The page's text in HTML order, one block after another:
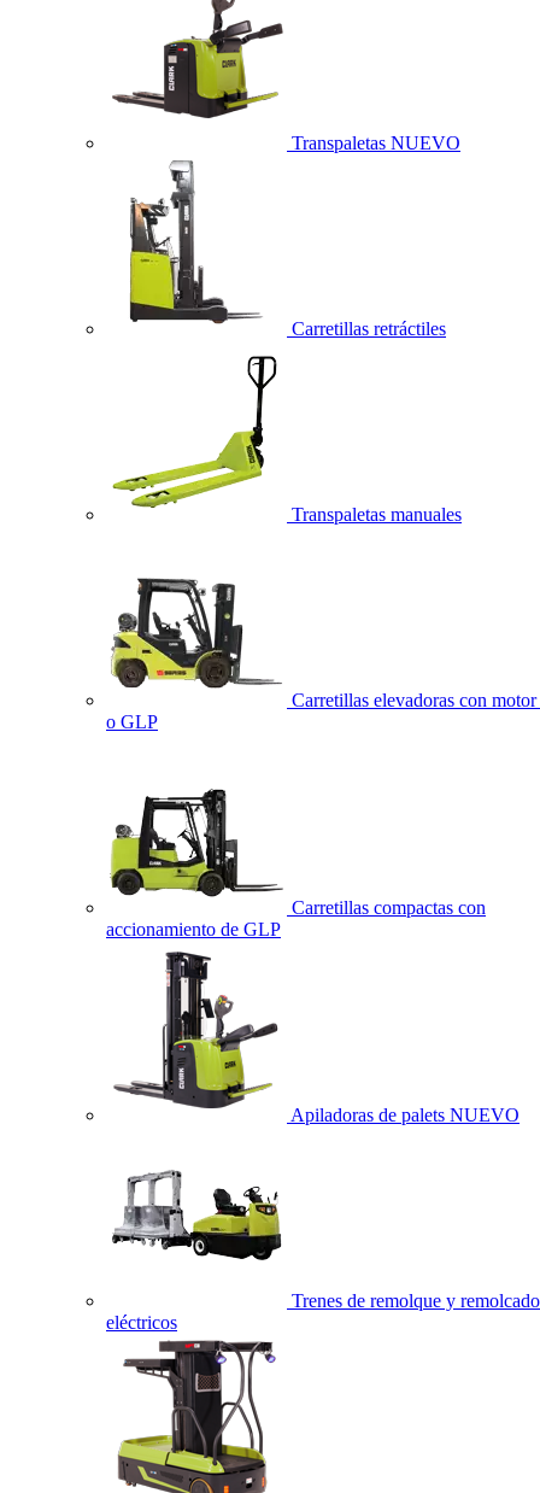
Transpaletas NUEVO
Carretillas retráctiles
Transpaletas manuales
Carretillas elevadoras con motor
o GLP
Carretillas compactas con
accionamiento de GLP
Apiladoras de palets NUEVO
Trenes de remolque y
eléctricos